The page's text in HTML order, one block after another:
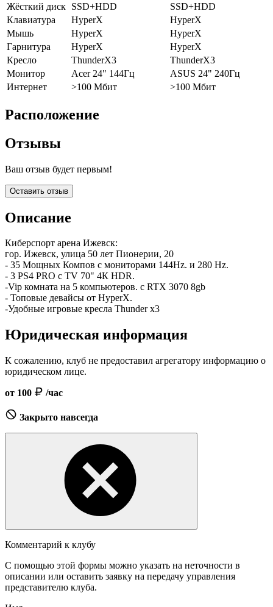
Жёсткий диск SSD+HDD
SSD+HDD
Клавиатура
HyperX
HyperX
Мышь
HyperX
HyperX
Гарнитура
HyperX
HyperX
Кресло
ThunderX3
ThunderX3
Монитор
Acer 24" 144Гц
ASUS 24" 240Гц
Интернет
>100 Мбит >100 Мбит
Расположение
Отзывы
Ваш отзыв будет первым!
Оставить отзыв
Описание
Киберспорт арена Ижевск:
гор. Ижевск, улица 50 лет Пионерии, 20
- 35 Мощных Компов с мониторами 144Hz. и 280 Hz.
- 3 PS4 PRO c TV 70" 4К HDR.
-Vip комната на 5 компьютеров. с RTX 3070 8gb
- Топовые девайсы от HyperX.
-Удобные игровые кресла Thunder x3
Юридическая информация
К сожалению, клуб не предоставил агрегатору информацию о
юридическом лице.
от 100 /час
Закрыто навсегда
Комментарий к клубу
С помощью этой формы можно указать на неточности в
описании или оставить заявку на передачу управления
представителю клуба.